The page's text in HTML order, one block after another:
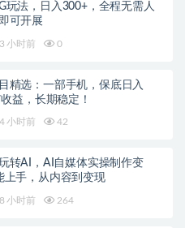
玩法，日入300+，全程无需人
可开展
小时前 0
精选：一部手机，保底日入
益，长期稳定！
小时前 42
转AI，AI自媒体实操制作变
上手，从内容到变现
小时前 264